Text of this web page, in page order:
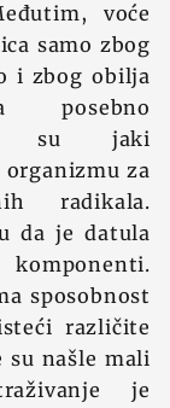
voće
samo zbog
i zbog obilja
posebno
su jaki
za
radikala.
da je datula
sposobnost
različite
našle mali
je